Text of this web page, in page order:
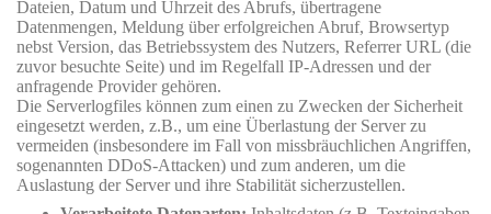
Dateien, Datum und Uhrzeit des Abrufs, übertragene
Datenmengen, Meldung über erfolgreichen Abruf, Browsertyp
nebst Version, das Betriebssystem des Nutzers, Referrer URL (die
zuvor besuchte Seite) und im Regelfall IP-Adressen und der
anfragende Provider gehören.
Die Serverlogfiles können zum einen zu Zwecken der Sicherheit
eingesetzt werden, z.B., um eine Überlastung der Server zu
vermeiden (insbesondere im Fall von missbräuchlichen Angriffen,
sogenannten DDoS-Attacken) und zum anderen, um die
Auslastung der Server und ihre Stabilität sicherzustellen.